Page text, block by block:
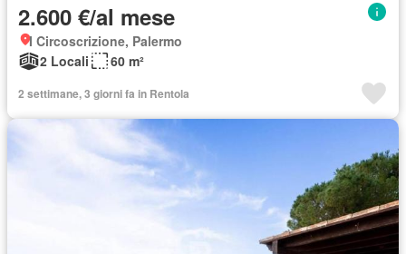
2.600 €/al mese
I Circoscrizione, Palermo
2 Locali
60 m²
2 settimane, 3 giorni fa in Rentola